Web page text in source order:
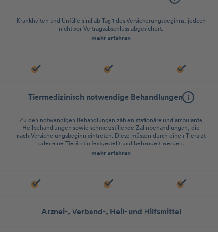
Krankheiten und Unfälle sind ab Tag 1 des Versicherungsbeginns, jedoch
nicht vor Vertragsabschluss abgesichert.
mehr erfahren
Tiermedizinisch notwendige Behandlungen
Zu den notwendigen Behandlungen zählen stationäre und ambulante
Heilbehandlungen sowie schmerzstillende Zahnbehandlungen, die
nach Versicherungsbeginn eintreten. Diese müssen durch einen Tierarzt
oder eine Tierärztin festgestellt und behandelt werden.
mehr erfahren
Arznei-, Verband-, Heil- und Hilfsmittel